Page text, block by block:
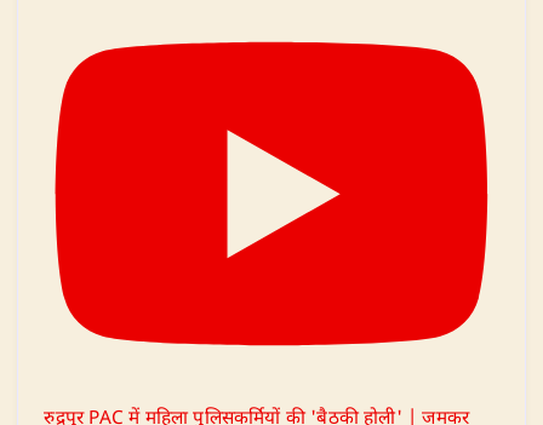
रुद्रपुर PAC में महिला पुलिसकर्मियों की 'बैठकी होली' | जमकर